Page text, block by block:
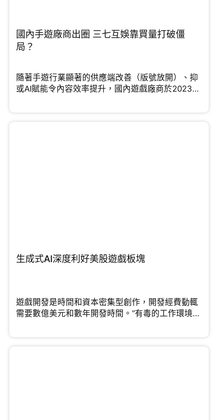
國內手遊廠商出圈 三七互娛靠買量打破僵
局？
隨著手遊行業顯著的供應端改善（版號放開）、抑
或AI賦能令內容效率提升，國內遊戲廠商於2023年
生成式AI深度利好美股遊戲板塊
遊戲開發是時間和資本密集型創作，開發經費動輒
需要數億美元和數年開發時間。“有毒的工作環境和